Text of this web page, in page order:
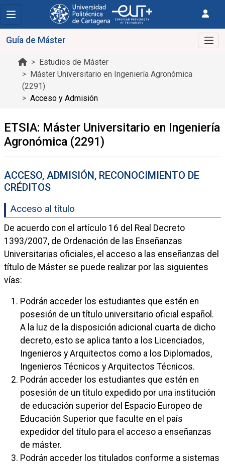
Estudios de Máster
Máster Universitario en Ingeniería Agronómica
(2291)
Acceso y Admisión
Guía de Máster
ETSIA: Máster Universitario en Ingeniería
Agronómica (2291)
ACCESO, ADMISIÓN, RECONOCIMIENTO DE
CRÉDITOS
Acceso al título
De acuerdo con el artículo 16 del Real Decreto
1393/2007, de Ordenación de las Enseñanzas
Universitarias oficiales, el acceso a las enseñanzas del
título de Máster se puede realizar por las siguientes
vías:
Podrán acceder los estudiantes que estén en
posesión de un título universitario oficial español.
A la luz de la disposición adicional cuarta de dicho
decreto, esto se aplica tanto a los Licenciados,
Ingenieros y Arquitectos como a los Diplomados,
Ingenieros Técnicos y Arquitectos Técnicos.
Podrán acceder los estudiantes que estén en
posesión de un título expedido por una institución
de educación superior del Espacio Europeo de
Educación Superior que faculte en el país
expedidor del título para el acceso a enseñanzas
de máster.
Podrán acceder los titulados conforme a sistemas